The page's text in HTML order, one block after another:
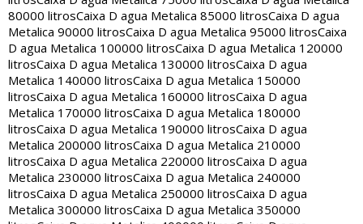
80000 litrosCaixa D agua Metalica 85000 litrosCaixa D agua
Metalica 90000 litrosCaixa D agua Metalica 95000 litrosCaixa
D agua Metalica 100000 litrosCaixa D agua Metalica 120000
litrosCaixa D agua Metalica 130000 litrosCaixa D agua
Metalica 140000 litrosCaixa D agua Metalica 150000
litrosCaixa D agua Metalica 160000 litrosCaixa D agua
Metalica 170000 litrosCaixa D agua Metalica 180000
litrosCaixa D agua Metalica 190000 litrosCaixa D agua
Metalica 200000 litrosCaixa D agua Metalica 210000
litrosCaixa D agua Metalica 220000 litrosCaixa D agua
Metalica 230000 litrosCaixa D agua Metalica 240000
litrosCaixa D agua Metalica 250000 litrosCaixa D agua
Metalica 300000 litrosCaixa D agua Metalica 350000